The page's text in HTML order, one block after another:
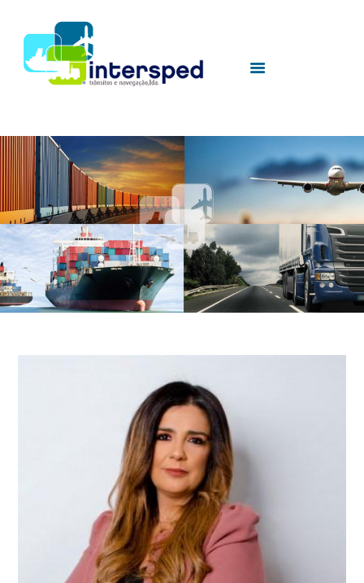
HOME
SERVIÇOS
UTILIDADES
CONTACTOS